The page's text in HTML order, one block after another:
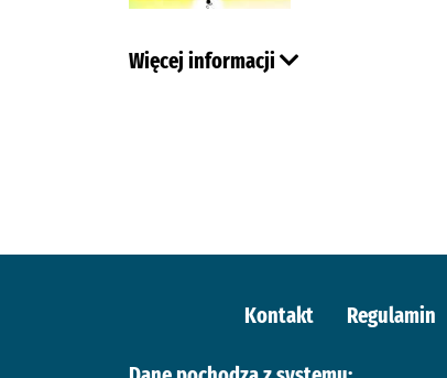
Więcej informacji
Kontakt Regulamin